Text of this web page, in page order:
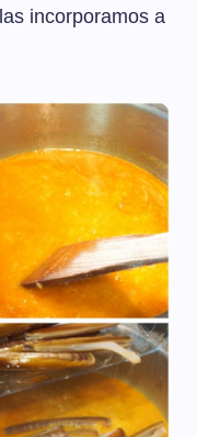
incorporamos a